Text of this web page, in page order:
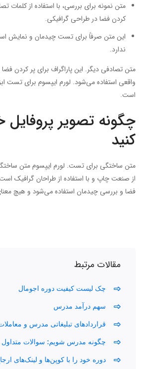
متن نمونه برای بررسی، با استفاده از کلمات
کردن فضا در طراحی گرافیکی.
این متن صرفاً برای تست چیدمان و نمایش
ندارد.
متن تصادفی دیگر. این پاراگراف برای پر کردن
واقعی استفاده می‌شود. لورم ایپسوم برای تست
است.
چگونه تصویر پروفایل
کنید
متن ساختگی برای تست. لورم ایپسوم متن
از صنعت چاپ و با استفاده از طراحان گرافیک
فضا و بررسی چیدمان استفاده می‌شود و هیچ
مقالات مرتبط
چک لیست کیفیت دوره اجومال
سهم درآمد مدرس
قراردادهای تبلیغاتی مدرس و
چگونه مدرس شویم: سوالات متداول
دوره خود را با کوپن‌ها و لینک‌های